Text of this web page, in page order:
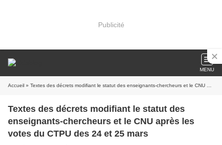
Publicité
MENU
Accueil » Textes des décrets modifiant le statut des enseignants-chercheurs et le CNU après les votes du CTPU des 24 et 25 mars
Textes des décrets modifiant le statut des
enseignants-chercheurs et le CNU après les
votes du CTPU des 24 et 25 mars